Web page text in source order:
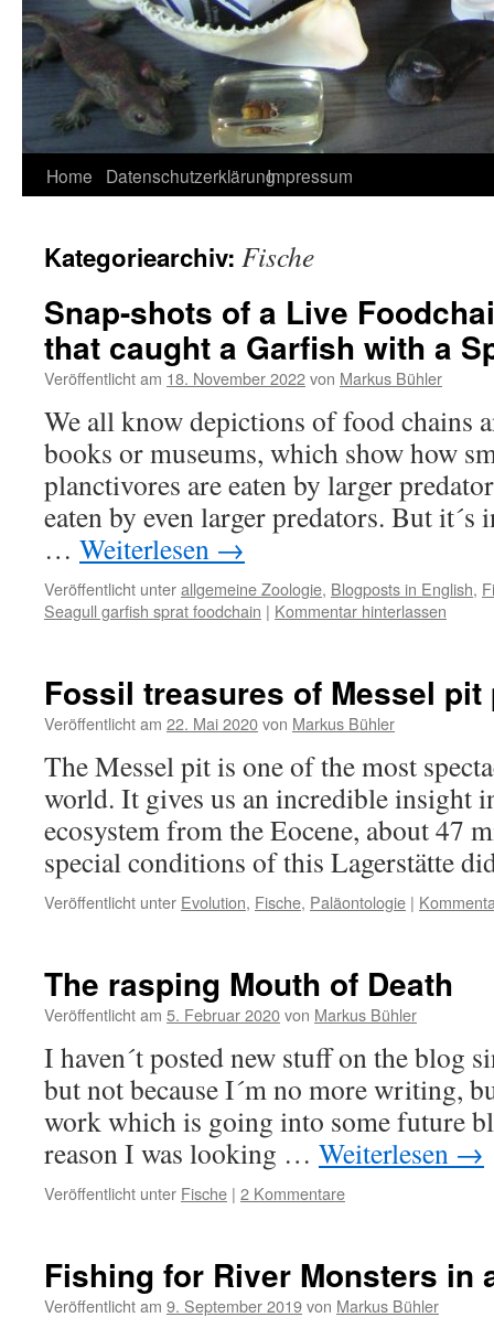
Home DatenschutzerklärungImpressum
Kategoriearchiv: Fische
Snap-shots of a Live
that caught a Garfish with a
Veröffentlicht am 18. November 2022von Markus Bühler
We all know depictions of food chains
books or museums, which show how
planctivores are eaten by larger
eaten by even larger predators. But it´s
… Weiterlesen →
Veröffentlicht unterallgemeine Zoologie, Blogposts in English,
Seagull garfish sprat foodchain | Kommentar hinterlassen
Fossil treasures of Messel
Veröffentlicht am 22. Mai 2020von Markus Bühler
The Messel pit is one of the most
world. It gives us an incredible insight
ecosystem from the Eocene, about 47
special conditions of this Lagerstätte
Veröffentlicht unter Evolution, Fische, Paläontologie |
The rasping Mouth of Death
Veröffentlicht am 5. Februar 2020von Markus Bühler
I haven´t posted new stuff on the blog
but not because I´m no more writing,
work which is going into some future
reason I was looking … Weiterlesen →
Veröffentlicht unter Fische | 2 Kommentare
Fishing for River Monsters in
Veröffentlicht am 9. September 2019von Markus Bühler